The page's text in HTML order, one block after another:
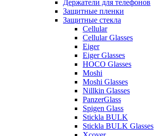
Держатели для телефонов
Защитные пленки
Защитные стекла
Cellular
Cellular Glasses
Eiger
Eiger Glasses
HOCO Glasses
Moshi
Moshi Glasses
Nillkin Glasses
PanzerGlass
Spigen Glass
Stickla BULK
Stickla BULK Glasses